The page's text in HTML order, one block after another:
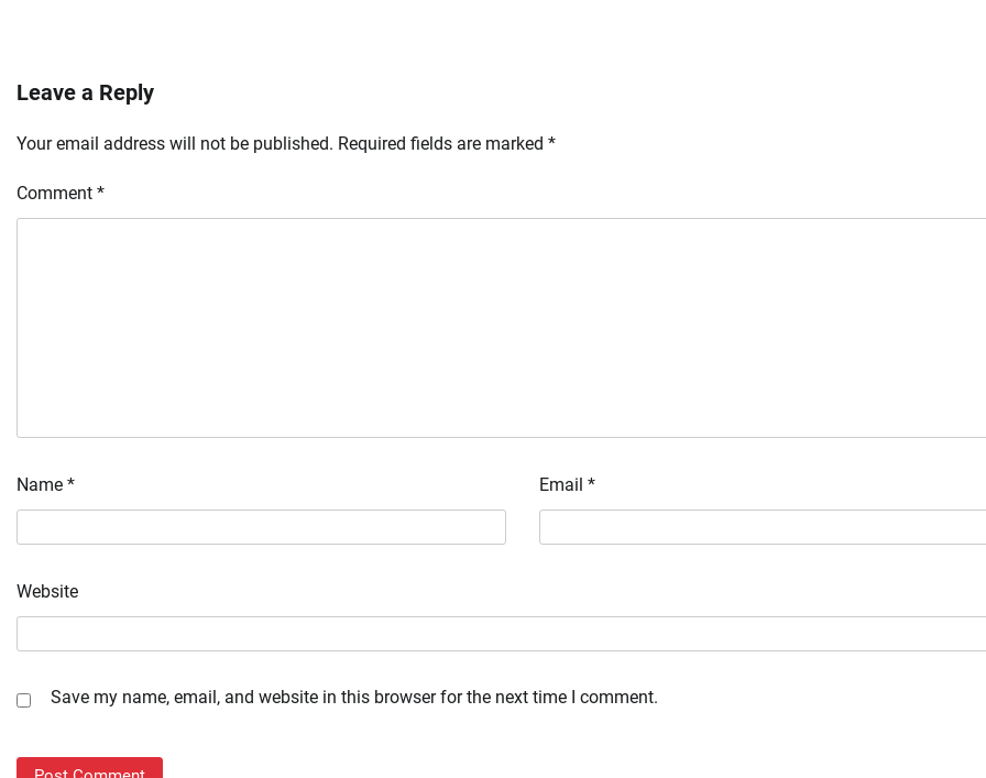
Leave a Reply
Your email address will not be published. Required fields are marked *
Comment *
Name * Email *
Website
Save my name, email, and website in this browser for the next time I comment.